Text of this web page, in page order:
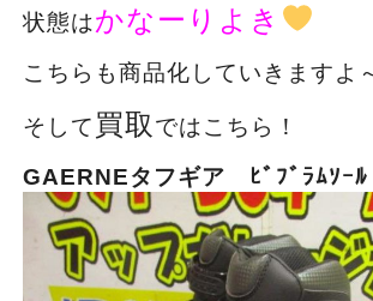
状態はかなーりよき
こちらも商品化していきますよ
そして 買取 ではこちら！
GAERNEタフギア ﾋﾞﾌﾞﾗﾑｿｰﾙ